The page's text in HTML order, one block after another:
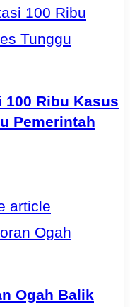
100 Ribu Kasus
Pemerintah
Ogah Balik